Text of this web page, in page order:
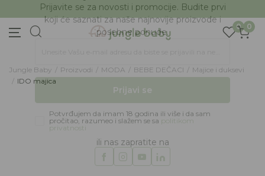
BESPLATNA ISPORUKA Paketa preko 4.000 RSD
0 0
Jungle Baby Proizvodi MODA BEBE DEČACI
Majice i duksevi
IDO majica
Prijava na newsletter
Prijavite se za novosti i promocije. Budite prvi
koji će saznati za naše najnovije proizvode i
Unesite Vašu e‑mail adresu da biste se prijavili na newsletter.
Prijavi se
pročitao, razumeo i slažem se sapolitikom
ili nas zapratite na